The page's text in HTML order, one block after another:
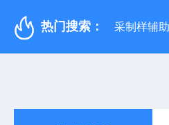
热门搜索： 采制样辅